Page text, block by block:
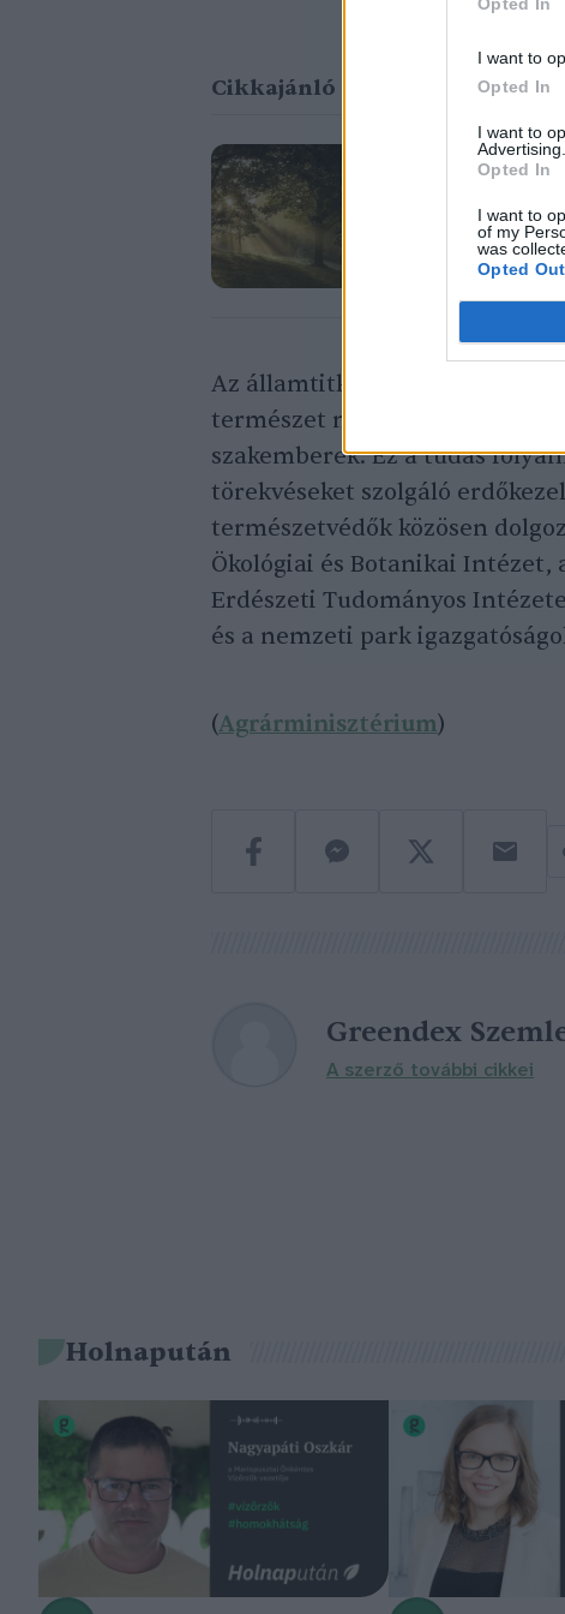
I want to
Opted In
I want to
Advertising.
Opted In
I want to
of my
was
Opted Out
Cikkajánló
A debreceni
Greendex Szemle
Az államtitkár elmondta, az
természet működését
szakemberek. Ez a tudás
törekvéseket szolgáló
természetvédők közösen
Ökológiai és Botanikai Intézet,
Erdészeti Tudományos
és a nemzeti park
(Agrárminisztérium)
Greendex
A szerző további cikkei
Holnapután